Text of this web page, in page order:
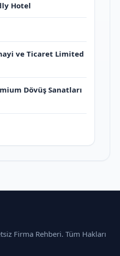
Hotel
ve Ticaret Limited
Dövüş Sanatları
Firma Rehberi. Tüm Hakları